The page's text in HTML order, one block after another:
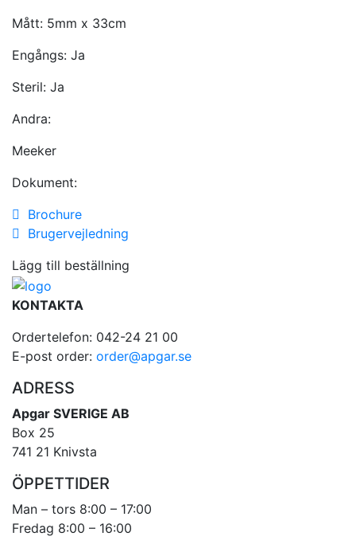
Mått: 5mm x 33cm
Engångs: Ja
Steril: Ja
Andra:
Meeker
Dokument:
Brochure
Brugervejledning
Lägg till beställning
KONTAKTA
Ordertelefon: 042-24 21 00
E-post order: order@apgar.se
ADRESS
Apgar SVERIGE AB
Box 25
741 21 Knivsta
ÖPPETTIDER
Man – tors 8:00 – 17:00
Fredag 8:00 – 16:00